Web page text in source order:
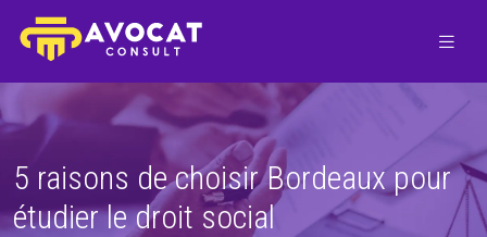
5 raisons de choisir Bordeaux pour
étudier le droit social